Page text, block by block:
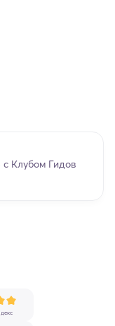
с Клубом Гидов